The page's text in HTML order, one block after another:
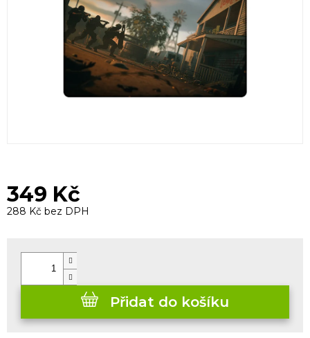
349 Kč
288 Kč bez DPH
Přidat do košíku